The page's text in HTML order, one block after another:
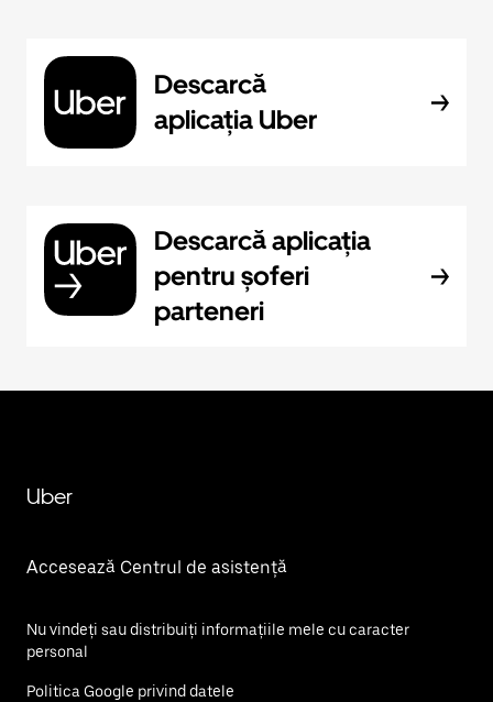
Descarcă
aplicația Uber
Descarcă aplicația
pentru șoferi
parteneri
Uber
Accesează Centrul de asistență
Nu vindeți sau distribuiți informațiile mele cu caracter
personal
Politica Google privind datele